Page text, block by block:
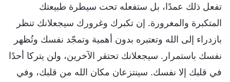
تفعل ذلك عمدًا، بل ستفعله تحت سيطرة طبيعتك
المتكبرة والمغرورة. إن تكبرك وغرورك سيجعلانك تنظر
بازدراء إلى الله وتعتبره بدون أهمية وتمجّد نفسك وتُظهر
نفسك باستمرار. سيجعلانك تحتقر الآخرين، ولن يتركا أحدًا
في قلبك إلا نفسك. سينتزعان مكان الله من قلبك، وفي